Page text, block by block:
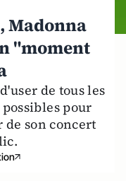
Madonna
"moment
de tous les
pour
son concert